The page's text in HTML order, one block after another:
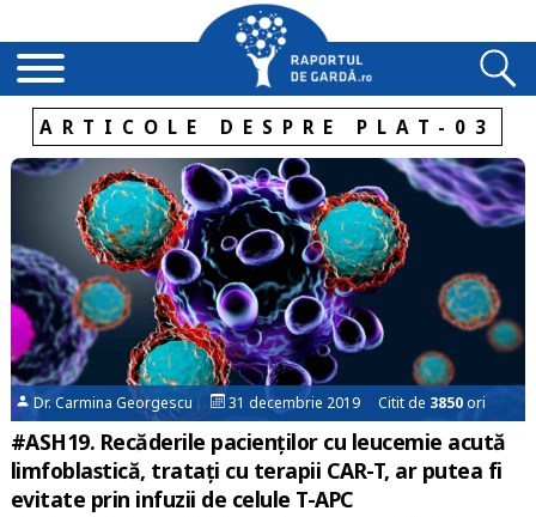
ARTICOLE DESPRE PLAT-03
Dr. Carmina Georgescu 31 decembrie 2019 Citit de 3850ori
#ASH19. Recăderile pacienților cu leucemie acută
limfoblastică, tratați cu terapii CAR-T, ar putea fi
evitate prin infuzii de celule T-APC